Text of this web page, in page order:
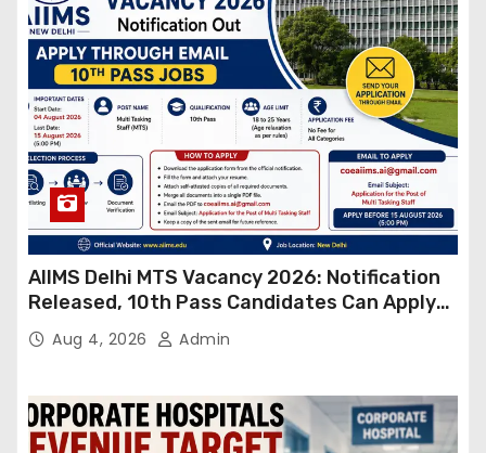
AIIMS Delhi MTS Vacancy 2026: Notification
Released, 10th Pass Candidates Can Apply
Through Email
Aug 4, 2026 Admin